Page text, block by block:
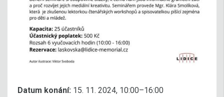
Datum konání: 15. 11. 2024, 10:00–16:00